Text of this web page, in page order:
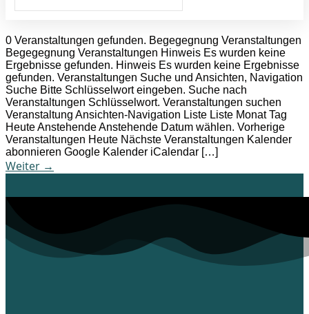
0 Veranstaltungen gefunden. Begegegnung Veranstaltungen
Begegegnung Veranstaltungen Hinweis Es wurden keine
Ergebnisse gefunden. Hinweis Es wurden keine Ergebnisse
gefunden. Veranstaltungen Suche und Ansichten, Navigation
Suche Bitte Schlüsselwort eingeben. Suche nach
Veranstaltungen Schlüsselwort. Veranstaltungen suchen
Veranstaltung Ansichten-Navigation Liste Liste Monat Tag
Heute Anstehende Anstehende Datum wählen. Vorherige
Veranstaltungen Heute Nächste Veranstaltungen Kalender
abonnieren Google Kalender iCalendar […]
Weiter →